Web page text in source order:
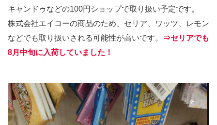
キャンドゥなどの100円ショップで取り扱い予定です。
株式会社エイコーの商品のため、セリア、ワッツ、レモン
などでも取り扱いされる可能性が高いです。
⇒セリアでも
8月中旬に入荷していました！